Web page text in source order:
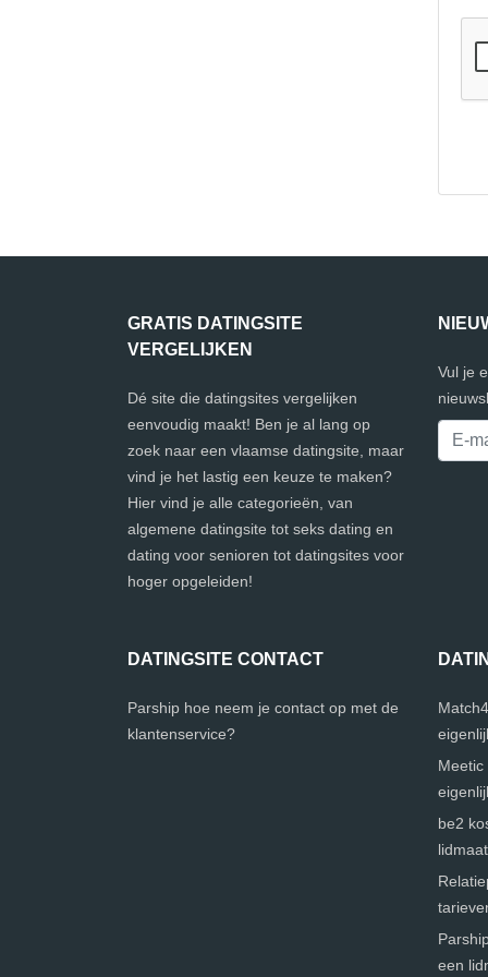
GRATIS DATINGSITE
VERGELIJKEN
Dé site die datingsites vergelijken
eenvoudig maakt! Ben je al lang op
zoek naar een vlaamse datingsite, maar
vind je het lastig een keuze te maken?
Hier vind je alle categorieën, van
algemene datingsite tot seks dating en
dating voor senioren tot datingsites voor
hoger opgeleiden!
Vul je
DATINGSITE CONTACT
Parship hoe neem je contact op met de
klantenservice?
Meetic
be2
een